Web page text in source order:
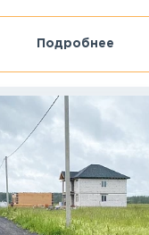
Подробнее